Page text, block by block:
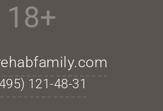
18+
121-48-31